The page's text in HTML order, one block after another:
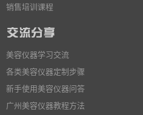
销售培训课程
美容仪器学习交流
各类美容仪器定制步骤
新手使用美容仪器问答
广州美容仪器教程方法